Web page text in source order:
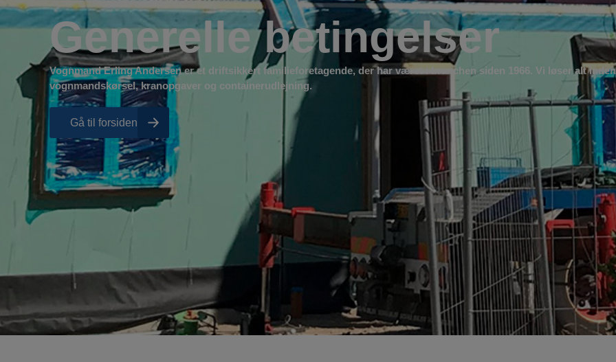
Generelle betingelser
Vognmand Erling Andersen er et driftsikkert familieforetagende, der har været i branchen siden 1966. Vi løser alt
vognmandskørsel, kranopgaver og containerudlejning.
Gå til forsiden